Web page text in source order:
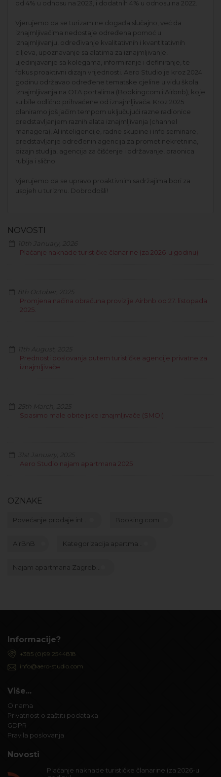
od 4% u odnosu na 2023, i dodatnih 4% u odnosu na 2022.
Vjerujemo da se turizam ne događa slučajno, već da
iznajmljivačima nedostaje određena pomoć u
iznajmljivanju, određivanje kvalitativnih i kvantitativnih
ciljeva, upoznavanje sa alatima za iznajmljivanje,
ujedinjavanje sa kolegama, informiranje i definiranje, te
fokus proaktivni dizajn vrijednosti. Aero Studio je kroz 2024
godinu održavao određene tematske cjeline u vidu škola
iznajmljivanja na OTA portalima (Bookingcom i Airbnb), koje
su bile odlično prihvaćene od iznajmljivača. Kroz 2025
planiramo još jačim tempom uključujući razne radionice
predstavljanjem raznih alata iznajmljivanja (channel
managera), AI inteligencije, radne skupine i info seminare,
predstavljanje određenih agencija za promet nekretnina,
dizajn studija, agencija za čišćenje i održavanje, praonica
rublja i slično.
Vjerujemo da se upravo proaktivnim sadržajima bori za
uspjeh u turizmu. Dobrodošli!
NOVOSTI
Plaćanje naknade turističke članarine (za 2026-u godinu)
Promjena načina obračuna provizije Airbnb od 27. listopada
2025.
Prednosti poslovanja putem turističke agencije privatne za
iznajmljivače
Spasimo male obiteljske iznajmljivače (SMOi)
Aero Studio najam apartmana 2025
OZNAKE
Povećanje prodaje int... Booking.com
AirBnB Kategorizacija apartma...
Najam apartmana Zagreb...
Informacije?
+385 (0)99 2544818
info@aero-studio.com
Više...
O nama
Privatnost o zaštiti podataka
GDPR
Pravila poslovanja
Novosti
Plaćanje naknade turističke članarine (za 2026-u